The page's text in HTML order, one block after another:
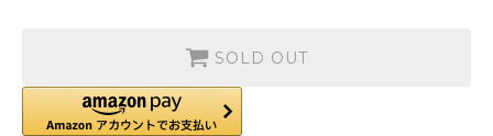
SOLD OUT